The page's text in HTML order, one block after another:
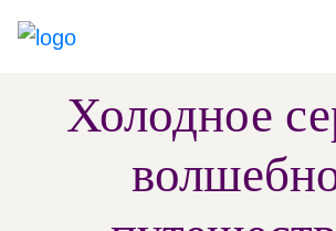
Холодное